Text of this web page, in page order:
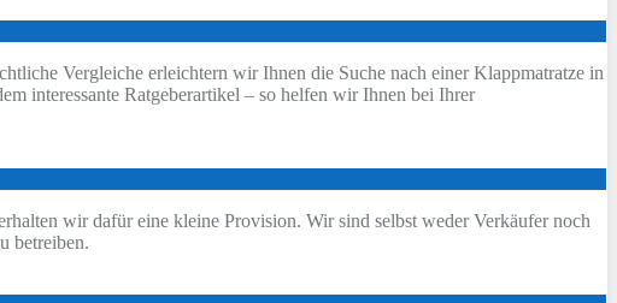
Vergleiche erleichtern wir Ihnen die Suche nach einer Klappmatratze in
interessante Ratgeberartikel – so helfen wir Ihnen bei Ihrer
wir dafür eine kleine Provision. Wir sind selbst weder Verkäufer noch
betreiben.